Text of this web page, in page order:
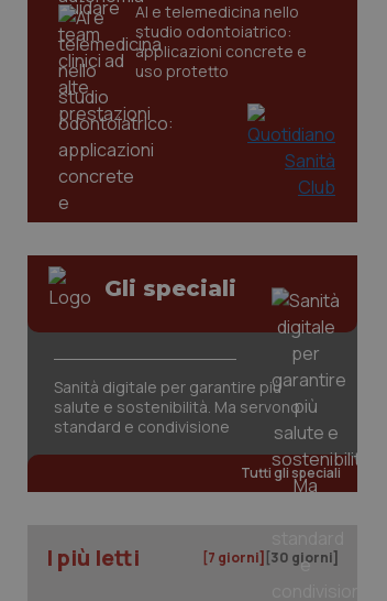
AI e telemedicina nello
studio odontoiatrico:
applicazioni concrete e
uso protetto
Gli speciali
Sanità digitale per garantire più
salute e sostenibilità. Ma servono
standard e condivisione
Tutti gli speciali
I più letti [7 giorni] [30 giorni]